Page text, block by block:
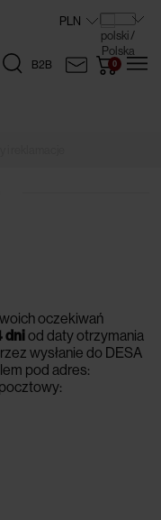
B2B
oczekiwań
dni od daty otrzymania
wysłanie do DESA
pod adres: